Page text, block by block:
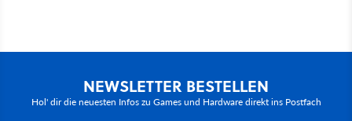
NEWSLETTER BESTELLEN
Hol' dir die neuesten Infos zu Games und Hardware direkt ins Postfach